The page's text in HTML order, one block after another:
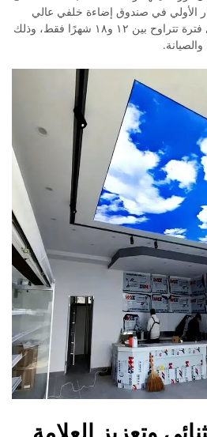
الأولي في صندوق إضاءة خلفي عالي
الجودة يُغطّي نفسه تمامًا خلال فترة تتراوح بين ١٢ و١٨ شهرًا فقط، وذلك